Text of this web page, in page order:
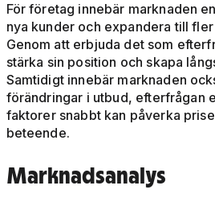
För företag innebär marknaden
nya kunder och expandera till
Genom att erbjuda det som
stärka sin position och skapa
Samtidigt innebär marknaden
förändringar i utbud, efterfrågan
faktorer snabbt kan påverka
beteende.
Marknadsanalys